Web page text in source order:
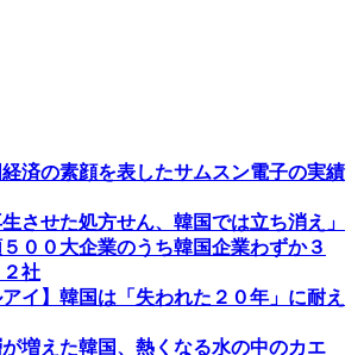
経済の素顔を表したサムスン電子の実績
生させた処方せん、韓国では立ち消え」
００大企業のうち韓国企業わずか３
社
アイ】韓国は「失われた２０年」に耐え
が増えた韓国、熱くなる水の中のカエ